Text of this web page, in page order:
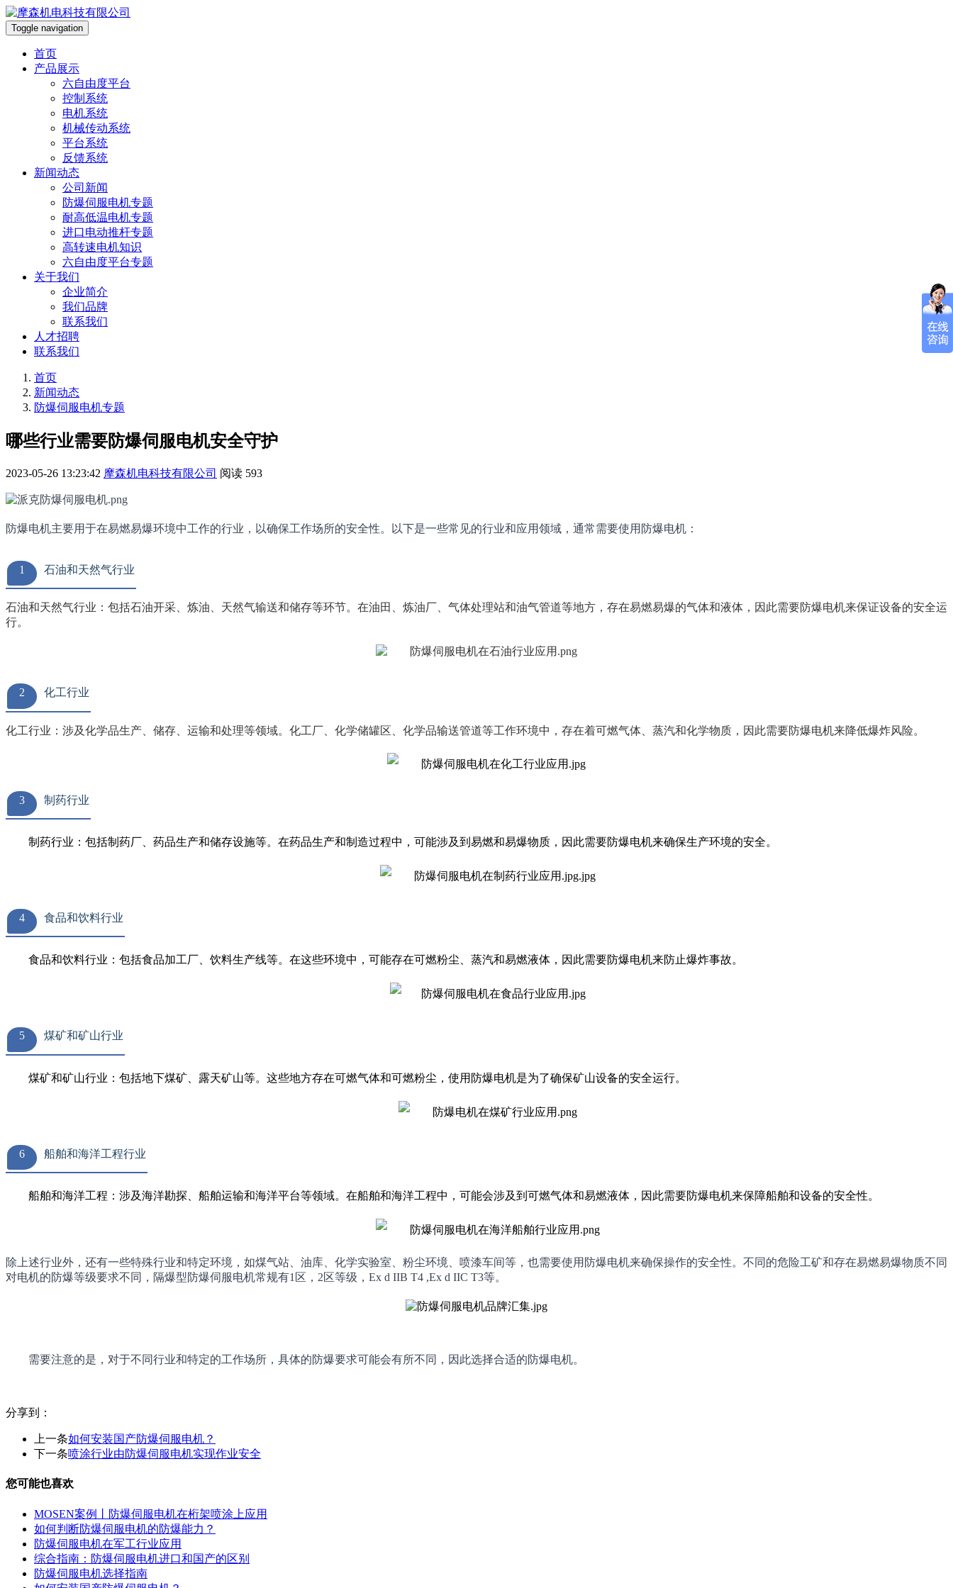
Toggle navigation
首页
产品展示
六自由度平台
控制系统
电机系统
机械传动系统
平台系统
反馈系统
新闻动态
公司新闻
防爆伺服电机专题
耐高低温电机专题
进口电动推杆专题
高转速电机知识
六自由度平台专题
关于我们
企业简介
我们品牌
联系我们
人才招聘
联系我们
首页
新闻动态
防爆伺服电机专题
哪些行业需要防爆伺服电机安全守护
2023-05-26 13:23:42 摩森机电科技有限公司 阅读 593
防爆电机主要用于在易燃易爆环境中工作的行业，以确保工作场所的安全性。以下是一些常见的行业和应用领域，通常需要使用防爆电机：
1 石油和天然气行业
石油和天然气行业：包括石油开采、炼油、天然气输送和储存等环节。在油田、炼油厂、气体处理站和油气管道等地方，存在易燃易爆的气体和液体，因此需要防爆电机来保证设备的安全运
行。
2 化工行业
化工行业：涉及化学品生产、储存、运输和处理等领域。化工厂、化学储罐区、化学品输送管道等工作环境中，存在着可燃气体、蒸汽和化学物质，因此需要防爆电机来降低爆炸风险。
3 制药行业
制药行业：包括制药厂、药品生产和储存设施等。在药品生产和制造过程中，可能涉及到易燃和易爆物质，因此需要防爆电机来确保生产环境的安全。
4 食品和饮料行业
食品和饮料行业：包括食品加工厂、饮料生产线等。在这些环境中，可能存在可燃粉尘、蒸汽和易燃液体，因此需要防爆电机来防止爆炸事故。
5 煤矿和矿山行业
煤矿和矿山行业：包括地下煤矿、露天矿山等。这些地方存在可燃气体和可燃粉尘，使用防爆电机是为了确保矿山设备的安全运行。
6 船舶和海洋工程行业
船舶和海洋工程：涉及海洋勘探、船舶运输和海洋平台等领域。在船舶和海洋工程中，可能会涉及到可燃气体和易燃液体，因此需要防爆电机来保障船舶和设备的安全性。
除上述行业外，还有一些特殊行业和特定环境，如煤气站、油库、化学实验室、粉尘环境、喷漆车间等，也需要使用防爆电机来确保操作的安全性。不同的危险工矿和存在易燃易爆物质不同
对电机的防爆等级要求不同，隔爆型防爆伺服电机常规有1区，2区等级，Ex d IIB T4 ,Ex d IIC T3等。
需要注意的是，对于不同行业和特定的工作场所，具体的防爆要求可能会有所不同，因此选择合适的防爆电机。
分享到：
上一条如何安装国产防爆伺服电机？
下一条喷涂行业由防爆伺服电机实现作业安全
您可能也喜欢
MOSEN案例丨防爆伺服电机在桁架喷涂上应用
如何判断防爆伺服电机的防爆能力？
防爆伺服电机在军工行业应用
综合指南：防爆伺服电机进口和国产的区别
防爆伺服电机选择指南